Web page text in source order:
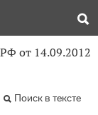
от 14.09.2012
Поиск в тексте